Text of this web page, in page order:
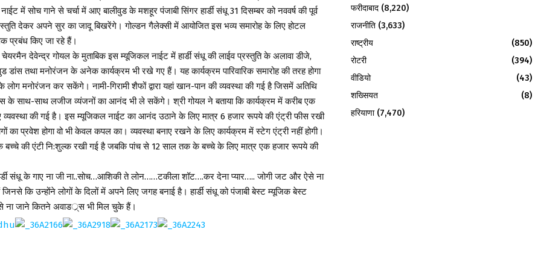
में सोच गाने से चर्चा में आए बालीवुड के मशहूर पंजाबी सिंगर हार्डी संधू 31 दिसम्बर को नववर्ष की पूर्व
देकर अपने सुर का जादू बिखरेंगे। गोल्डन गैलेक्सी में आयोजित इस भव्य समारोह के लिए होटल
प्रबंध किए जा रहे हैं।
देवेन्द्र गोयल के मुताबिक इस म्यूजिकल नाईट में हार्डी संधू की लाईव प्रस्तुति के अलावा डीजे,
डांस तथा मनोरंजन के अनेक कार्यक्रम भी रखे गए हैं। यह कार्यक्रम पारिवारिक समारोह की तरह होगा
मनोरंजन कर सकेंगे। नामी-गिरामी शैफों द्वारा यहां खान-पान की व्यवस्था की गई है जिसमें अतिथि
के साथ-साथ लजीज व्यंजनों का आनंद भी ले सकेंगे। श्री गोयल ने बताया कि कार्यक्रम में करीब एक
व्यवस्था की गई है। इस म्यूजिकल नाईट का आनंद उठाने के लिए मात्र 6 हजार रूपये की एंट्री फीस रखी
का प्रवेश होगा वो भी केवल कपल का। व्यवस्था बनाए रखने के लिए कार्यक्रम में स्टेग एंट्री नहीं होगी।
की एंटी नि:शुल्क रखी गई है जबकि पांच से 12 साल तक के बच्चे के लिए मात्र एक हजार रूपये की
संधू के गाए ना जी ना..सोच…आशिकी ते लोन……टकीला शॉट….कर देना प्यार….. जोगी जट और ऐसे ना
कि उन्होंने लोगों के दिलों में अपने लिए जगह बनाई है। हार्डी संधू को पंजाबी बेस्ट म्यूजिक बेस्ट
ना जाने कितने अवाडर््स भी मिल चुके हैं।
फरीदाबाद (8,220)
राजनीति (3,633)
राष्ट्रीय
(850)
रोटरी
(394)
वीडियो
(43)
शख्सियत
(8)
हरियाणा(7,470)